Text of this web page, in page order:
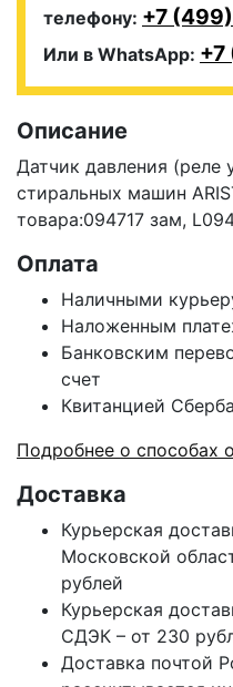
телефону: +7
Или в WhatsApp: +7
Описание
Датчик давления (реле
стиральных машин
товара:094717 зам,
Оплата
Наличными
Наложенным
Банковским
счет
Квитанцией
Подробнее о способах
Доставка
Курьерская
Московской
рублей
Курьерская
СДЭК – от 230
Доставка почтой